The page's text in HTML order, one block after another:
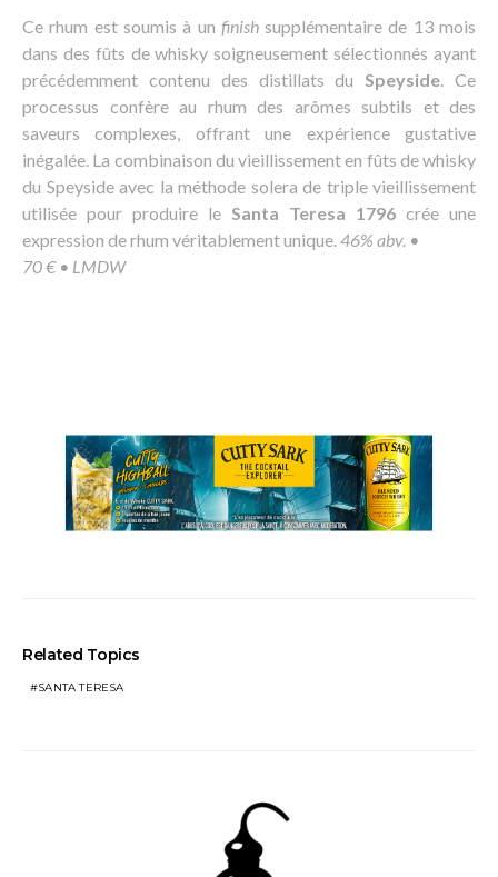
Ce rhum est soumis à un finishsupplémentaire de 13 mois
dans des fûts de whisky soigneusement sélectionnés ayant
précédemment contenu des distillats duSpeyside. Ce
processus confère au rhum des arômes subtils et des
saveurs complexes, offrant une expérience gustative
inégalée. La combinaison du vieillissement en fûts de whisky
du Speyside avec la méthode solera de triple vieillissement
utilisée pour produire le Santa Teresa 1796 crée une
expression de rhum véritablement unique.46% abv. •
70 € • LMDW
Related Topics
SANTA TERESA